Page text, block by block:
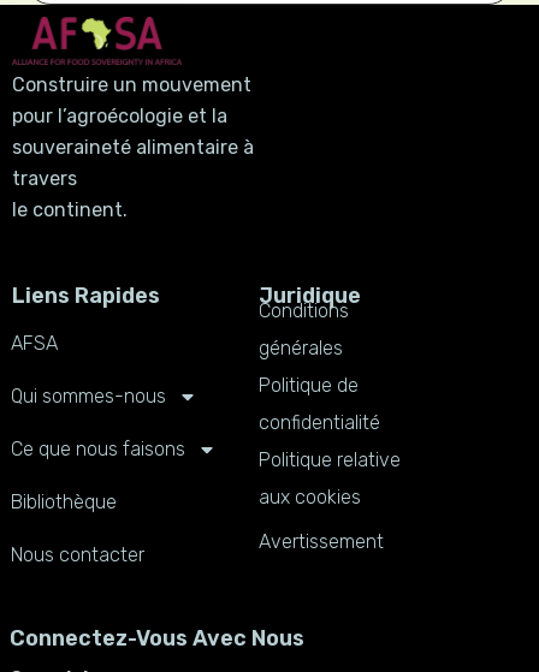
Construire un mouvement
pour l’agroécologie et la
souveraineté alimentaire à
travers
le continent.
Liens Rapides
AFSA
Qui sommes-nous
Ce que nous faisons
Bibliothèque
Nous contacter
Juridique
Conditions
générales
Politique de
confidentialité
Politique relative
aux cookies
Avertissement
Connectez-Vous Avec Nous